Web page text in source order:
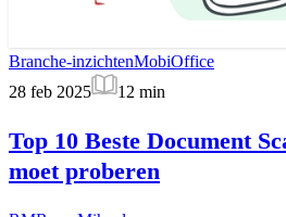
Branche-inzichtenMobiOffice
28 feb 2025
12 min
Top 10 Beste Document
moet proberen